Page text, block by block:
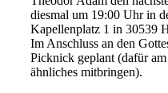
diesmal um 19:00 Uhr in
Kapellenplatz 1 in 30539
Im Anschluss an den
Picknick geplant (dafür
ähnliches mitbringen).